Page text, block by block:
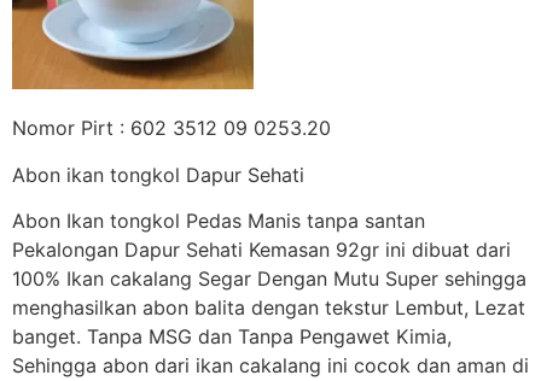
Nomor Pirt : 602 3512 09 0253.20
Abon ikan tongkol Dapur Sehati
Abon Ikan tongkol Pedas Manis tanpa santan
Pekalongan Dapur Sehati Kemasan 92gr ini dibuat dari
100% Ikan cakalang Segar Dengan Mutu Super sehingga
menghasilkan abon balita dengan tekstur Lembut, Lezat
banget. Tanpa MSG dan Tanpa Pengawet Kimia,
Sehingga abon dari ikan cakalang ini cocok dan aman di